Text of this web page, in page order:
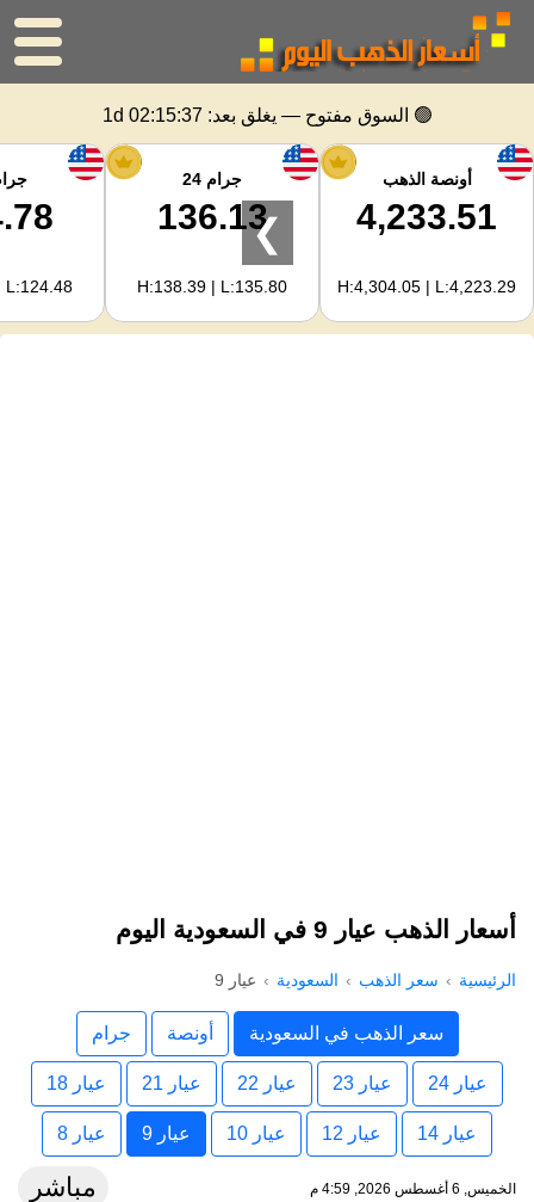
الرئيسية
سعر الذهب
اسعار الفضه
حاسبة الذهب
🟢 السوق مفتوح — يغلق بعد: 1d 02:15:37
أونصة الذهب
4,233.51
H:4,304.05 | L:4,223.29
جرام 24
136.13
H:138.39 | L:135.80
L:124.48
❯
أسعار الذهب عيار 9 في السعودية اليوم
الرئيسية سعر الذهب السعودية عيار 9
سعر الذهب في السعودية أونصة جرام
عيار 24 عيار 23 عيار 22 عيار 21 عيار 18
عيار 14 عيار 12 عيار 10 عيار 9 عيار 8
الخميس, 6 أغسطس 2026, 4:59 م مباشر